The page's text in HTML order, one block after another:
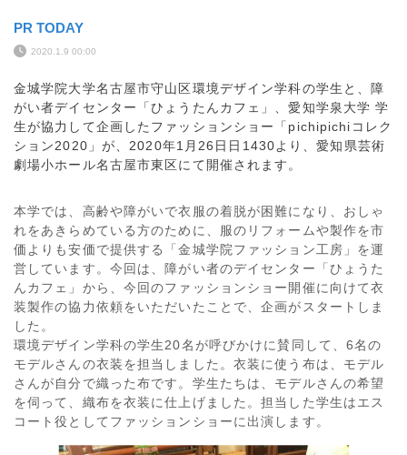
PR TODAY
2020.1.9 00:00
金城学院大学名古屋市守山区環境デザイン学科の学生と、障
がい者デイセンター「ひょうたんカフェ」、愛知学泉大学 学
生が協力して企画したファッションショー「pichipichiコレク
ション2020」が、2020年1月26日日1430より、愛知県芸術
劇場小ホール名古屋市東区にて開催されます。
本学では、高齢や障がいで衣服の着脱が困難になり、おしゃ
れをあきらめている方のために、服のリフォームや製作を市
価よりも安価で提供する「金城学院ファッション工房」を運
営しています。今回は、障がい者のデイセンター「ひょうた
んカフェ」から、今回のファッションショー開催に向けて衣
装製作の協力依頼をいただいたことで、企画がスタートしま
した。
環境デザイン学科の学生20名が呼びかけに賛同して、6名の
モデルさんの衣装を担当しました。衣装に使う布は、モデル
さんが自分で織った布です。学生たちは、モデルさんの希望
を伺って、織布を衣装に仕上げました。担当した学生はエス
コート役としてファッションショーに出演します。